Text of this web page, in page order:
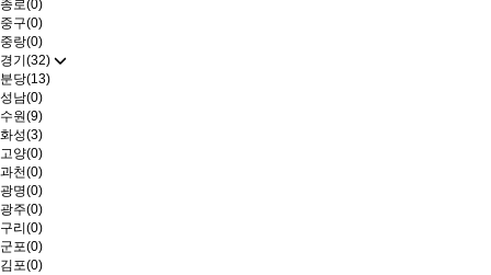
종로(0)
중구(0)
중랑(0)
경기(32)
분당(13)
성남(0)
수원(9)
화성(3)
고양(0)
과천(0)
광명(0)
광주(0)
구리(0)
군포(0)
김포(0)